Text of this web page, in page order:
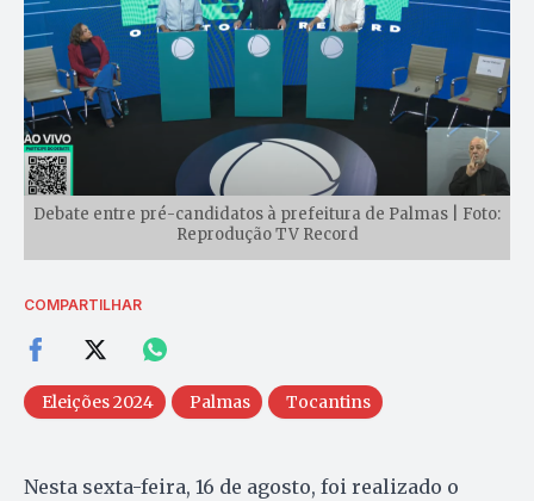
Debate entre pré-candidatos à prefeitura de Palmas | Foto:
Reprodução TV Record
COMPARTILHAR
Eleições 2024 Palmas Tocantins
Nesta sexta-feira, 16 de agosto, foi realizado o